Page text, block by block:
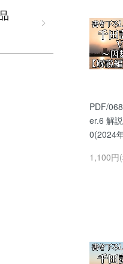
PDF/
er.6 解
0(2024
1,100円